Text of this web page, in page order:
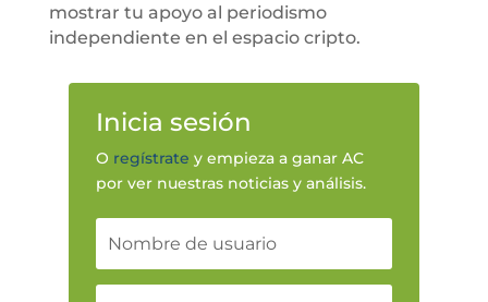
mostrar tu apoyo al periodismo
independiente en el espacio cripto.
Inicia sesión
O regístrate y empieza a ganar AC
por ver nuestras noticias y análisis.